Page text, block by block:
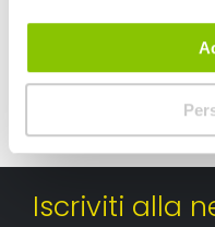
Iscriviti alla